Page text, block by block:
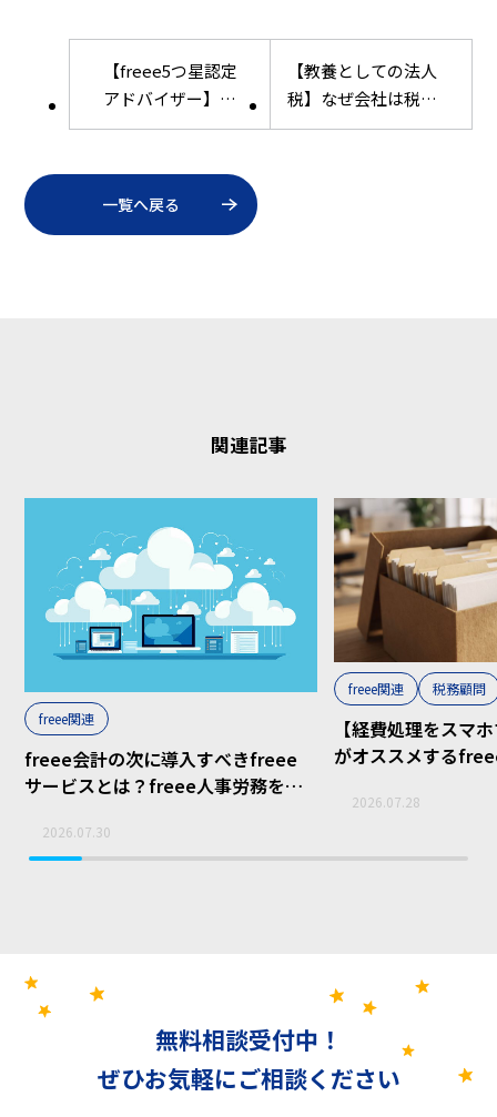
【freee5つ星認定
アドバイザー】ク
ラウド会計を駆使
な経営管理を実現
しよう！
【教養としての法人
税】なぜ会社は税金
を払うのか？「ゼロ
一覧へ戻る
関連記事
freee関連
freee会計の次に導入すべきfreee
サービスとは？freee人事労務をお
2026.07.30
freee関連 税務顧問
【経費処理をスマ
がオススメする
2026.07.28
無料相談受付中！
ぜひお気軽にご相談ください